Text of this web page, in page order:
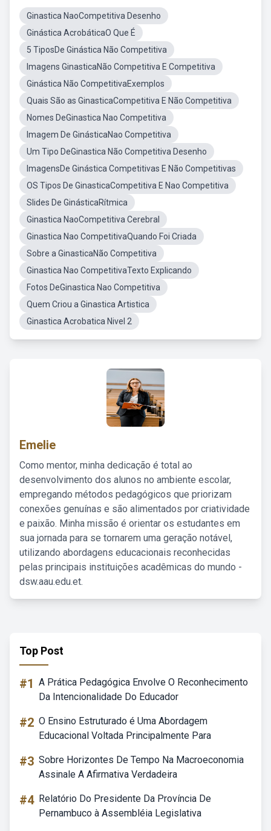
Ginastica NaoCompetitiva Desenho
Ginástica AcrobáticaO Que É
5 TiposDe Ginástica Não Competitiva
Imagens GinasticaNão Competitiva E Competitiva
Ginástica Não CompetitivaExemplos
Quais São as GinasticaCompetitiva E Não Competitiva
Nomes DeGinastica Nao Competitiva
Imagem De GinásticaNao Competitiva
Um Tipo DeGinastica Não Competitiva Desenho
ImagensDe Ginástica Competitivas E Não Competitivas
OS Tipos De GinasticaCompetitiva E Nao Competitiva
Slides De GinásticaRítmica
Ginastica NaoCompetitiva Cerebral
Ginastica Nao CompetitivaQuando Foi Criada
Sobre a GinasticaNão Competitiva
Ginastica Nao CompetitivaTexto Explicando
Fotos DeGinastica Nao Competitiva
Quem Criou a Ginastica Artistica
Ginastica Acrobatica Nivel 2
Emelie
Como mentor, minha dedicação é total ao
desenvolvimento dos alunos no ambiente escolar,
empregando métodos pedagógicos que priorizam
conexões genuínas e são alimentados por criatividade
e paixão. Minha missão é orientar os estudantes em
sua jornada para se tornarem uma geração notável,
utilizando abordagens educacionais reconhecidas
pelas principais instituições acadêmicas do mundo -
dsw.aau.edu.et.
Top Post
#1 A Prática Pedagógica Envolve O Reconhecimento
Da Intencionalidade Do Educador
#2 O Ensino Estruturado é Uma Abordagem
Educacional Voltada Principalmente Para
#3 Sobre Horizontes De Tempo Na Macroeconomia
Assinale A Afirmativa Verdadeira
#4 Relatório Do Presidente Da Província De
Pernambuco à Assembléia Legislativa